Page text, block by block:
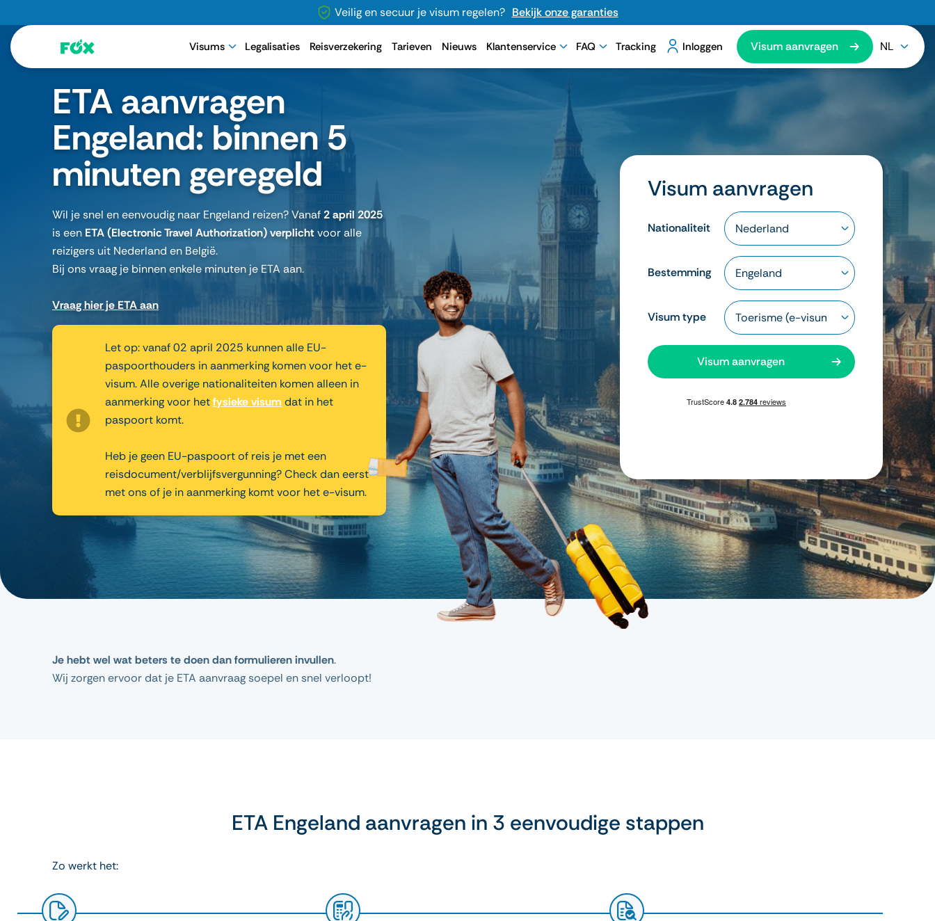
Veilig en secuur je visum regelen? Bekijk onze garanties
Visums Legalisaties Reisverzekering Tarieven Nieuws Klantenservice FAQ Tracking Inloggen Visum aanvragen NL
ETA aanvragen
Engeland: binnen 5
minuten geregeld
Wil je snel en eenvoudig naar Engeland reizen? Vanaf2 april 2025
is een ETA (Electronic Travel Authorization) verplichtvoor alle
reizigers uit Nederland en België.
Bij ons vraag je binnen enkele minuten je ETA aan.
Vraag hier je ETA aan
Let op: vanaf 02 april 2025 kunnen alle EU-
paspoorthouders in aanmerking komen voor het e-
visum. Alle overige nationaliteiten komen alleen in
aanmerking voor hetfysieke visum dat in het
paspoort komt.
Heb je geen EU-paspoort of reis je met een
reisdocument/verblijfsvergunning? Check dan eerst
met ons of je in aanmerking komt voor het e-visum.
Visum aanvragen
Nationaliteit
Bestemming
Visum type
Visum aanvragen
Je hebt wel wat beters te doen dan formulieren invullen.
Wij zorgen ervoor dat je ETA aanvraag soepel en snel verloopt!
ETA Engeland aanvragen in 3 eenvoudige stappen
Zo werkt het: